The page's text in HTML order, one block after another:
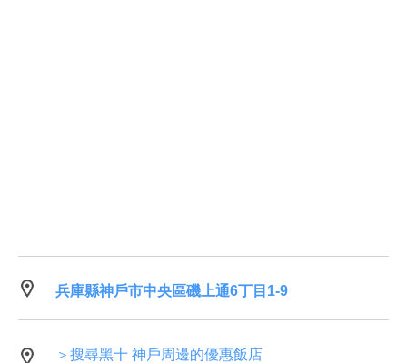
兵庫縣神戶市中央區磯上通6丁目1-9
＞搜尋黑十 神戶周邊的優惠飯店